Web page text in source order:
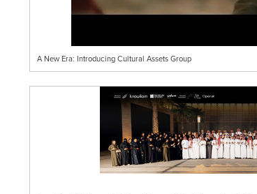
A New Era: Introducing Cultural Assets Group